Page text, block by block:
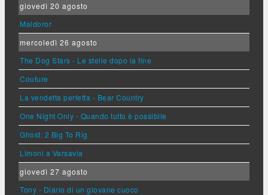
giovedì 20 agosto
Maldoror
mercoledì 26 agosto
The Dog Stars - Le stelle dopo la fine
Couture
La vendetta perfetta - Bear Country
One Night Only - Quando tutto è possibile
Ghost: 2 Big To Rig
Limoni a Varsavia
giovedì 27 agosto
Tony - Diario di un giovane cuoco